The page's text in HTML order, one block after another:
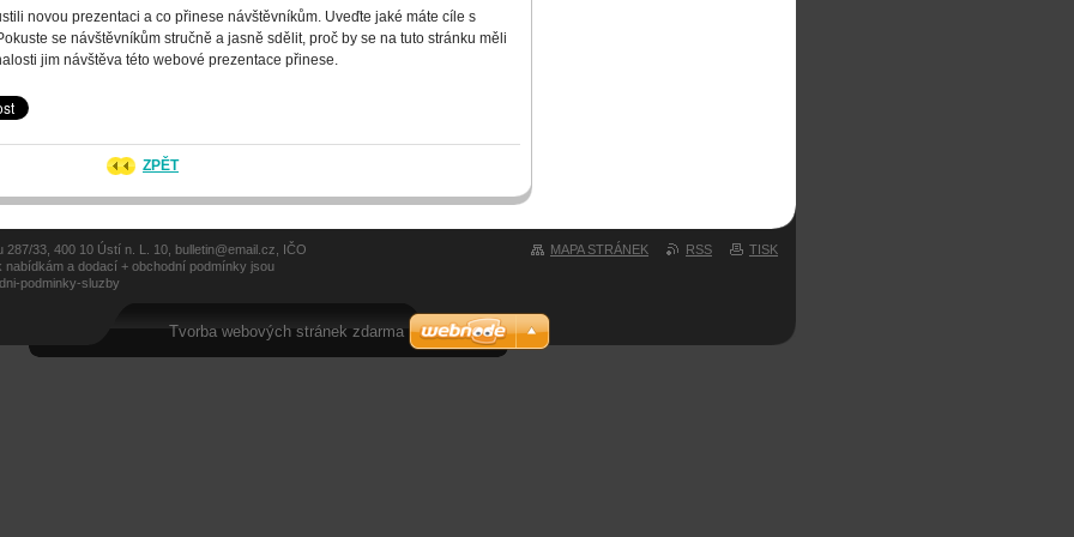
OBCHODNÍ PODMÍNKY - SLUŽBY ZÍSKEJTE ZDARMA BONUS A PENÍZE ZPĚT ZA VAŠE NÁKUPY
novou prezentaci a co přinese návštěvníkům. Uveďte jaké máte cíle s
se návštěvníkům stručně a jasně sdělit, proč by se na tuto stránku měli
jim návštěva této webové prezentace přinese.
ZPĚT
MAPA STRÁNEK RSS TISK
33, 400 10 Ústí n. L. 10, bulletin@email.cz, IČO
a dodací + obchodní podmínky jsou
podminky-sluzby
Tvorba webových stránek zdarma